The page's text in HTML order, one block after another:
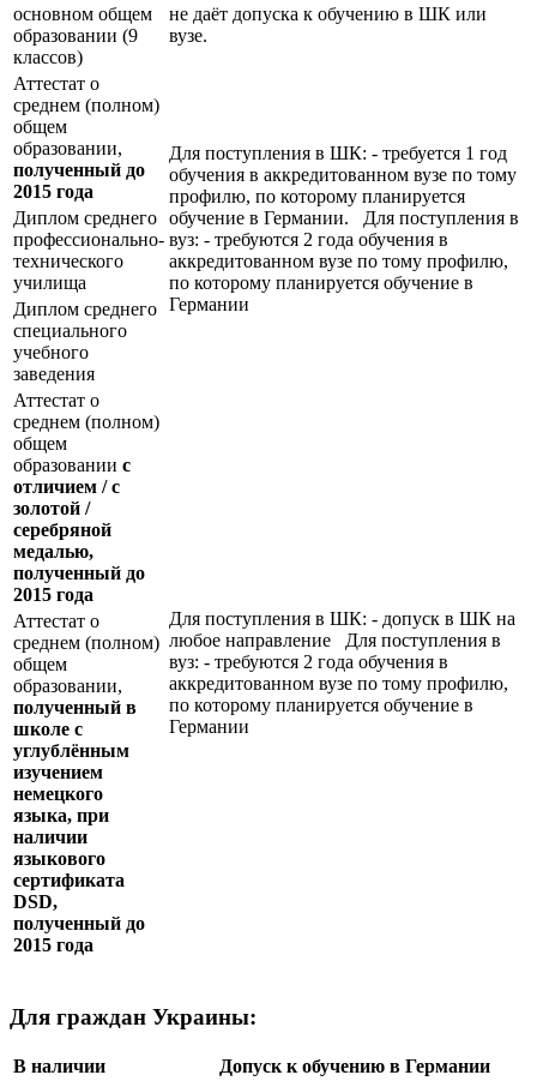
основном общем
образовании (9
классов)
не даёт допуска к обучению в ШК или
вузе.
Аттестат о
среднем (полном)
общем
образовании,
полученный до
2015 года
Для поступления в ШК: - требуется 1 год
обучения в аккредитованном вузе по тому
профилю, по которому планируется
обучение в Германии. Для поступления в
вуз: - требуются 2 года обучения в
аккредитованном вузе по тому профилю,
по которому планируется обучение в
Германии
Диплом среднего
профессионально-
технического
училища
Диплом среднего
специального
учебного
заведения
Аттестат о
среднем (полном)
общем
образовании с
отличием / с
золотой /
серебряной
медалью,
полученный до
2015 года
Для поступления в ШК: - допуск в ШК на
любое направление Для поступления в
вуз: - требуются 2 года обучения в
аккредитованном вузе по тому профилю,
по которому планируется обучение в
Германии
Аттестат о
среднем (полном)
общем
образовании,
полученный в
школе с
углублённым
изучением
немецкого
языка, при
наличии
языкового
сертификата
DSD,
полученный до
2015 года
Для граждан Украины:
В наличии
Допуск к обучению в Германии